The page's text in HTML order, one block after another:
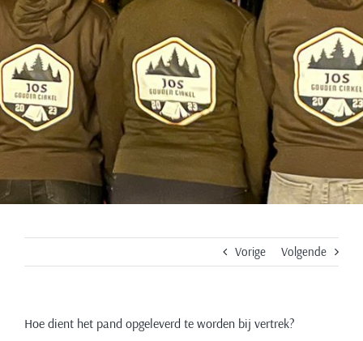
worden bij
vertrek?
Vorige Volgende
Hoe dient het pand opgeleverd te worden bij vertrek?